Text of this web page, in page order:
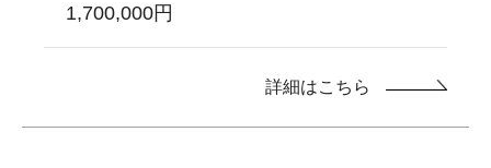
1,700,000円
詳細はこちら